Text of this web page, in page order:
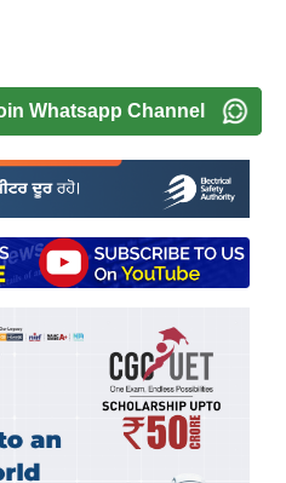
Whatsapp Channel